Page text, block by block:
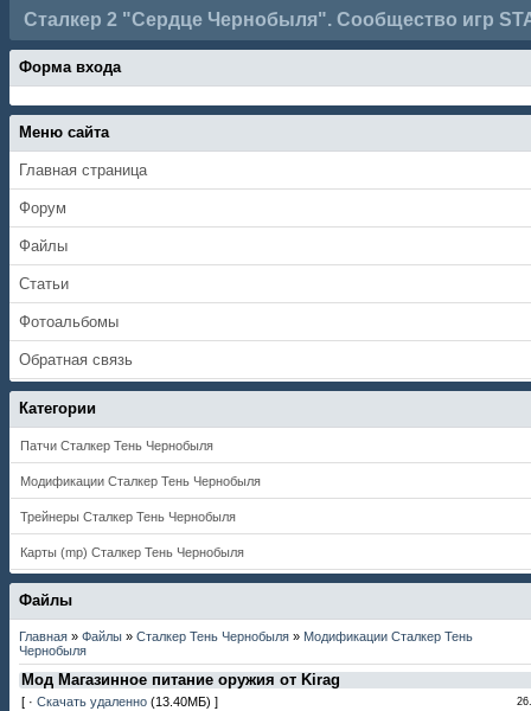
Сталкер 2 "Сердце Чернобыля". Сообщество игр
Форма входа
Меню сайта
Главная страница
Форум
Файлы
Статьи
Фотоальбомы
Обратная связь
Категории
Патчи Сталкер Тень Чернобыля
Модификации Сталкер Тень Чернобыля
Трейнеры Сталкер Тень Чернобыля
Карты (mp) Сталкер Тень Чернобыля
Файлы
Главная » Файлы » Сталкер Тень Чернобыля » Модификации Сталкер Тень
Чернобыля
Мод Магазинное питание оружия от Kirag
[ · Скачать удаленно (13.40МБ) ]